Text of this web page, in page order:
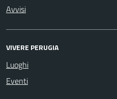
Avvisi
VIVERE PERUGIA
Luoghi
Eventi